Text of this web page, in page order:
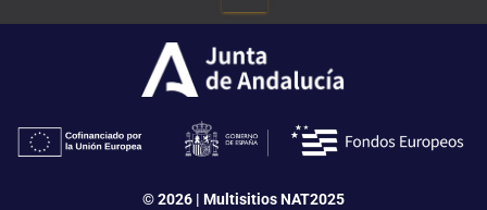
© 2026 | Multisitios NAT2025